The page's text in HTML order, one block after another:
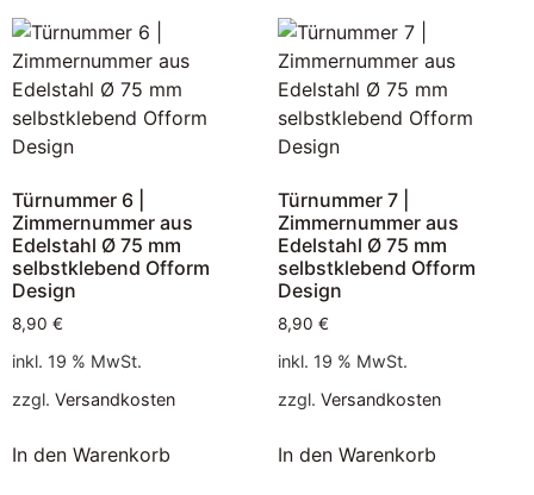
Türnummer 6 |
Zimmernummer aus
Edelstahl Ø 75 mm
selbstklebend Ofform
Design
8,90 €
inkl. 19 % MwSt.
zzgl. Versandkosten
In den Warenkorb
Türnummer 7 |
Zimmernummer aus
Edelstahl Ø 75 mm
selbstklebend Ofform
Design
8,90 €
inkl. 19 % MwSt.
zzgl. Versandkosten
In den Warenkorb